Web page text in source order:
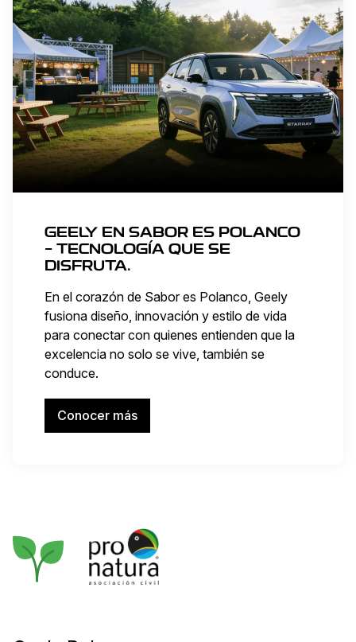
GEELY EN SABOR ES POLANCO
– TECNOLOGÍA QUE SE
DISFRUTA.
En el corazón de Sabor es Polanco, Geely
fusiona diseño, innovación y estilo de vida
para conectar con quienes entienden que la
excelencia no solo se vive, también se
conduce.
Conocer más